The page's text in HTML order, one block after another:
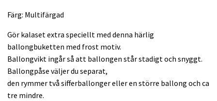
Färg: Multifärgad
Gör kalaset extra speciellt med denna härlig
ballongbuketten med frost motiv.
Ballongvikt ingår så att ballongen står stadigt och snyggt.
Ballongpåse väljer du separat,
den rymmer två sifferballonger eller en större ballong och ca
tre mindre.